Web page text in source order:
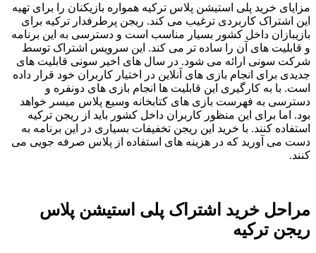
مزایای خرید پلی استیشن پلاس ترکیه همواره بازیکنان را برای تهیه
این اشتراک کاربردی ترغیب می کند. ریجن پرطرفدار ترکیه برای
بازیبازان داخل کشور بسیار مناسب است و دسترسی به این برنامه
و قابلیت های آن را ساده تر می کند. این سرویس اشتراک توسط
شرکت سونی ارائه می شود. در سال های اخیر سونی قابلیت های
جدیدی برای انجام بازی های آنلاین در اختیار کاربران خود قرار داده
است. با به کارگیری این قابلیت ها انجام بازی های دونفره و
دسترسی به فهرست بازی های کتابخانه وسیع پلاس میسر خواهد
بود. اما برای این منظور کاربران داخل کشور باید از ریجن ترکیه
استفاده کنند. با خرید این ریجن تخفیفات بسیاری در این برنامه به
دست می آورید که در هزینه های استفاده از پلاس صرفه جویی می
کنند.
مراحل خرید اشتراک پلی استیشن پلاس
ریجن ترکیه